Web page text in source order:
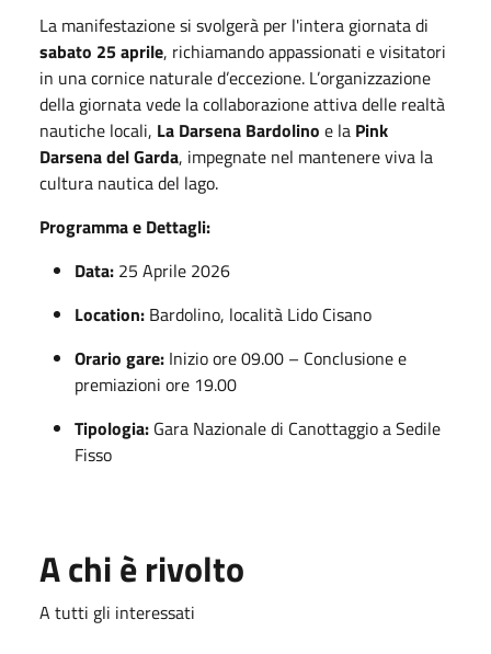
La manifestazione si svolgerà per l'intera giornata di
sabato 25 aprile, richiamando appassionati e visitatori
in una cornice naturale d’eccezione. L’organizzazione
della giornata vede la collaborazione attiva delle realtà
nautiche locali, La Darsena Bardolino e la Pink
Darsena del Garda, impegnate nel mantenere viva la
cultura nautica del lago.
Programma e Dettagli:
Data: 25 Aprile 2026
Location: Bardolino, località Lido Cisano
Orario gare: Inizio ore 09.00 – Conclusione e
premiazioni ore 19.00
Tipologia: Gara Nazionale di Canottaggio a Sedile
Fisso
A chi è rivolto
A tutti gli interessati